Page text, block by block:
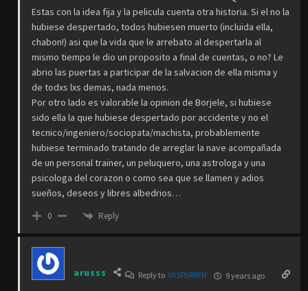
Estas con la idea fija y la pelicula cuenta otra historia. Si el no la
hubiese despertado, todos hubiesen muerto (incluida ella,
chabon!) asi que la vida que le arrebato al despertarla al
mismo tiempo le dio un proposito a final de cuentas, o no? Le
abrio las puertas a participar de la salvacion de ella misma y
de todxs lxs demas, nada menos.
Por otro lado es valorable la opinion de Borjele, si hubiese
sido ella la que hubiese despertado por accidente y no el
tecnico/ingeniero/sociopata/machista, probablemente
hubiese terminado tratando de arreglar la nave acompañada
de un personal trainer, un peluquero, una astrologa y una
psicologa del corazon o como sea que se llamen y adios
sueños, deseos y libres albedrios…
0 Reply
arusss Reply toVASPARREN 9 years ago